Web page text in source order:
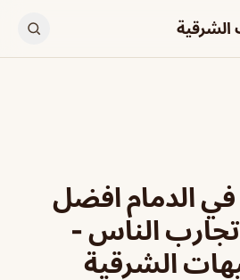
الشرقية
في الدمام افضل
تجارب الناس -
الشرقية